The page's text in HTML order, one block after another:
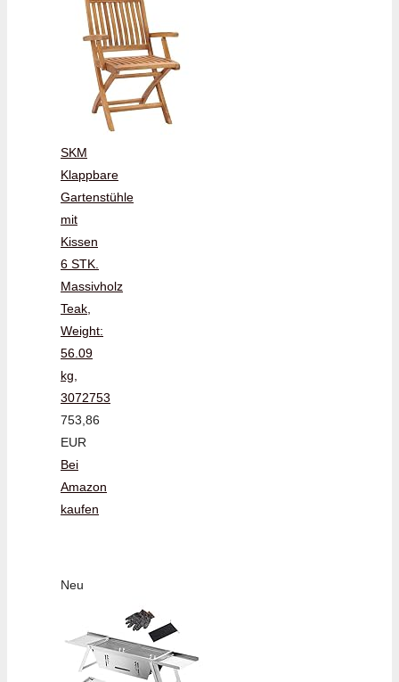
SKM
Klappbare
Gartenstühle
mit
Kissen
6 STK.
Massivholz
Teak,
Weight:
56.09
kg,
3072753
753,86
EUR
Bei
Amazon
kaufen
Neu